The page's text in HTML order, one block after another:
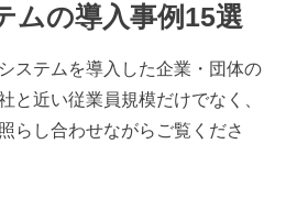
ムの導入事例15選
ステムを導入した企業・団体の
と近い従業員規模だけでなく、
らし合わせながらご覧くださ